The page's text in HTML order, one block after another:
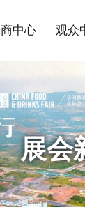
中心 观众
展会